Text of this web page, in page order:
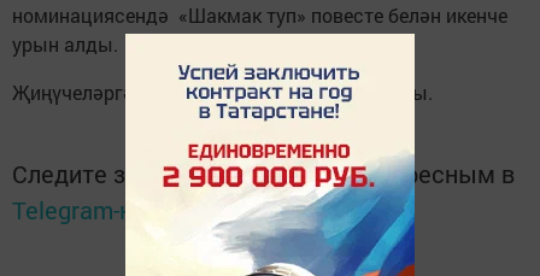
номинациясендә «Шакмак туп» повесте белән икенче
урын алды.
Җиңүчеләргә акчалата премия тапшырылды.
Следите за самым важным и интересным в
Telegram-канале
Татмедиа